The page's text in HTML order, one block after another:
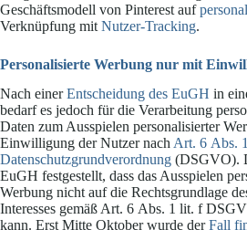
Geschäftsmodell von Pinterest auf
Verknüpfung mit Nutzer-Tracking.
Personalisierte Werbung nur mit
Nach einerEntscheidung des EuGH in
bedarf es jedoch für die Verarbeitung
Daten zum Ausspielen personalisierter
Einwilligung der Nutzer nachArt. 6 Abs.
Datenschutzgrundverordnung (DSGVO).
EuGH festgestellt, dass das Ausspielen
Werbung nicht auf die Rechtsgrundlage
Interesses gemäß Art. 6 Abs. 1 lit. f
kann. Erst Mitte Oktober wurde derFall